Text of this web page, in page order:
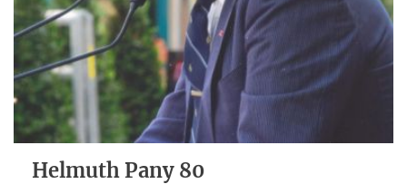
Helmuth Pany 80